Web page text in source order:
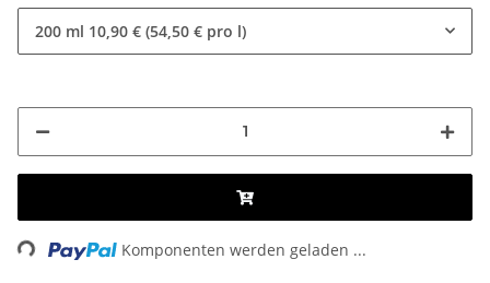
200 ml 10,90 € (54,50 € pro l)
Loading... Komponenten werden geladen ...